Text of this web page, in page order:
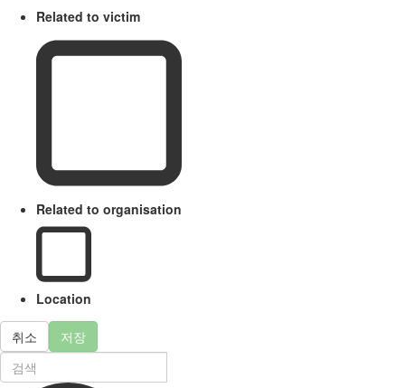
Related to victim
Related to organisation
Location
취소 저장